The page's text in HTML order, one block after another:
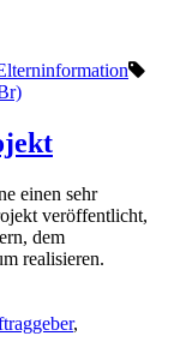
einen sehr
veröffentlicht,
dem
realisieren.
,